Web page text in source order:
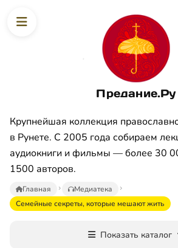
Предание.Ру
Крупнейшая коллекция
в Рунете. С 2005 года собираем
аудиокниги и фильмы — более 30
1500 авторов.
Главная
Медиатека
Семейные секреты, которые мешают жить
Показать каталог